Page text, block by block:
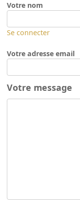
Votre nom
Se connecter
Votre adresse email
Votre message